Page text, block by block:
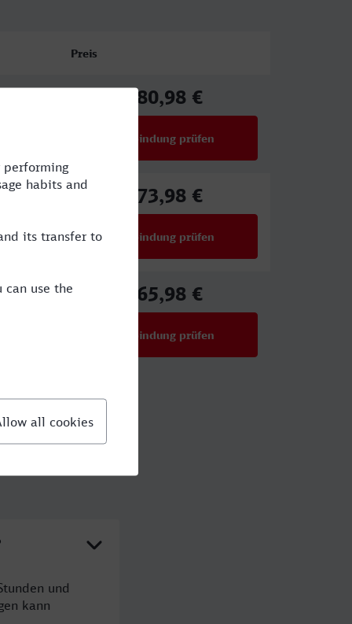
Preis
80,98 €
Verbindung prüfen
73,98 €
Verbindung prüfen
65,98 €
Verbindung prüfen
und
kann